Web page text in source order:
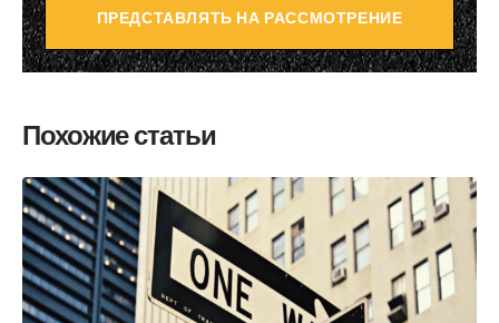
ПРЕДСТАВЛЯТЬ НА РАССМОТРЕНИЕ
Похожие статьи